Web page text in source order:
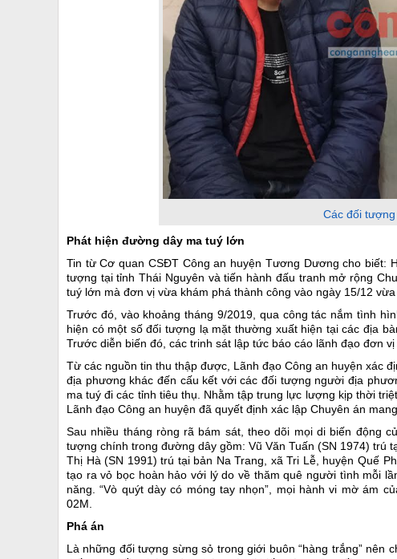
Các đối
Phát hiện đường dây ma tuý lớn
Tin từ Cơ quan CSĐT Công an huyện Tương Dương cho biết:
tượng tại tỉnh Thái Nguyên và tiến hành đấu tranh mở rộng
tuý lớn mà đơn vị vừa khám phá thành công vào ngày 15/12 vừa
Trước đó, vào khoảng tháng 9/2019, qua công tác nắm tình
hiện có một số đối tượng lạ mặt thường xuất hiện tại các địa
Trước diễn biến đó, các trinh sát lập tức báo cáo lãnh đạo đơn vị
Từ các nguồn tin thu thập được, Lãnh đạo Công an huyện xác
địa phương khác đến cấu kết với các đối tượng người địa
ma tuý đi các tỉnh tiêu thụ. Nhằm tập trung lực lượng kịp thời
Lãnh đạo Công an huyện đã quyết định xác lập Chuyên án
Sau nhiều tháng ròng rã bám sát, theo dõi mọi di biến động
tượng chính trong đường dây gồm: Vũ Văn Tuấn (SN 1974) trú
Thị Hà (SN 1991) trú tại bản Na Trang, xã Tri Lễ, huyện Quế
tạo ra vỏ bọc hoàn hảo với lý do về thăm quê người tình mỗi
năng. “Vò quýt dày có móng tay nhọn”, mọi hành vi mờ ám
02M.
Phá án
Là những đối tượng sừng sỏ trong giới buôn “hàng trắng”